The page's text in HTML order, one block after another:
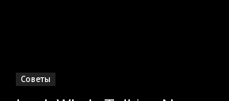
Советы